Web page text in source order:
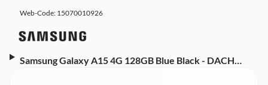
Web-Code: 15070010926
Samsung Galaxy A15 4G 128GB Blue Black - DACH